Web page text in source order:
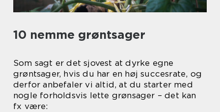
10 nemme grøntsager
Som sagt er det sjovest at dyrke egne
grøntsager, hvis du har en høj succesrate, og
derfor anbefaler vi altid, at du starter med
nogle forholdsvis lette grønsager – det kan
fx være: